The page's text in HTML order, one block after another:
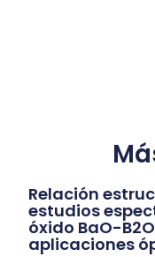
Relación
estudios
óxido BaO-
aplicaciones